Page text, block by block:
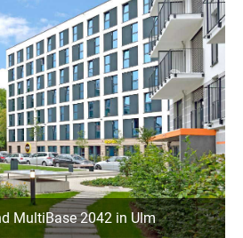
MultiBase 2042 in Ulm